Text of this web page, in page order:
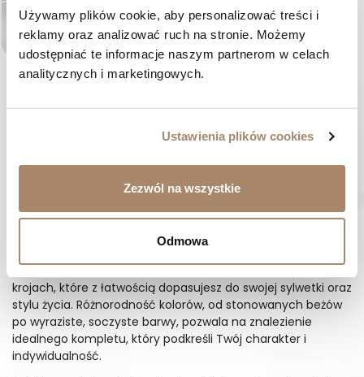
Używamy plików cookie, aby personalizować treści i
reklamy oraz analizować ruch na stronie. Możemy
udostępniać te informacje naszym partnerom w celach
analitycznych i marketingowych.
Ustawienia plików cookies
Zezwól na wszystkie
Odmowa
Komplet Dresowy bawełniany
dresów damskich
zaspokajają nawet najbardziej wymagające gusta. Kolekcja
obejmuje zarówno klasyczne i eleganckie fasony, jak i
krojach, które z łatwością dopasujesz do swojej sylwetki oraz
stylu życia. Różnorodność kolorów, od stonowanych beżów
po wyraziste, soczyste barwy, pozwala na znalezienie
idealnego kompletu, który podkreśli Twój charakter i
indywidualność.